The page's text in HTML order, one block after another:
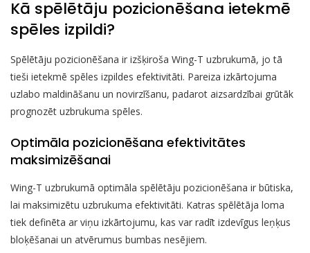
Kā spēlētāju pozicionēšana ietekmē
spēles izpildi?
Spēlētāju pozicionēšana ir izšķiroša Wing-T uzbrukumā, jo tā
tieši ietekmē spēles izpildes efektivitāti. Pareiza izkārtojuma
uzlabo maldināšanu un novirzīšanu, padarot aizsardzībai grūtāk
prognozēt uzbrukuma spēles.
Optimāla pozicionēšana efektivitātes
maksimizēšanai
Wing-T uzbrukumā optimāla spēlētāju pozicionēšana ir būtiska,
lai maksimizētu uzbrukuma efektivitāti. Katras spēlētāja loma
tiek definēta ar viņu izkārtojumu, kas var radīt izdevīgus leņķus
bloķēšanai un atvērumus bumbas nesējiem.